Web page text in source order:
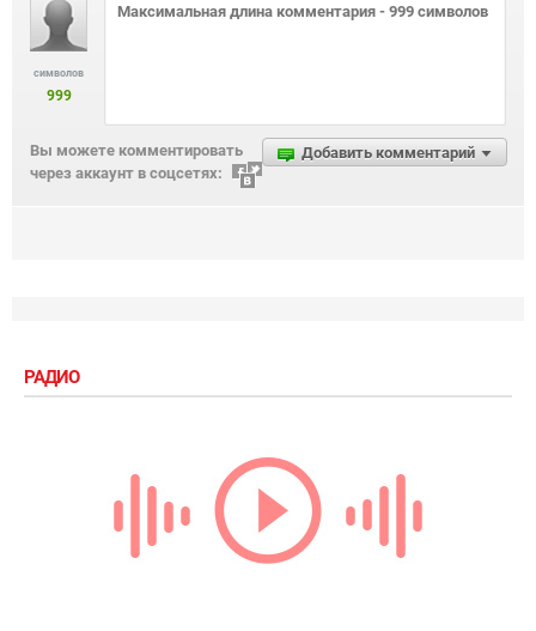
символов
999
Добавить комментарий
Вы можете комментировать
через аккаунт в соцсетях:
РАДИО